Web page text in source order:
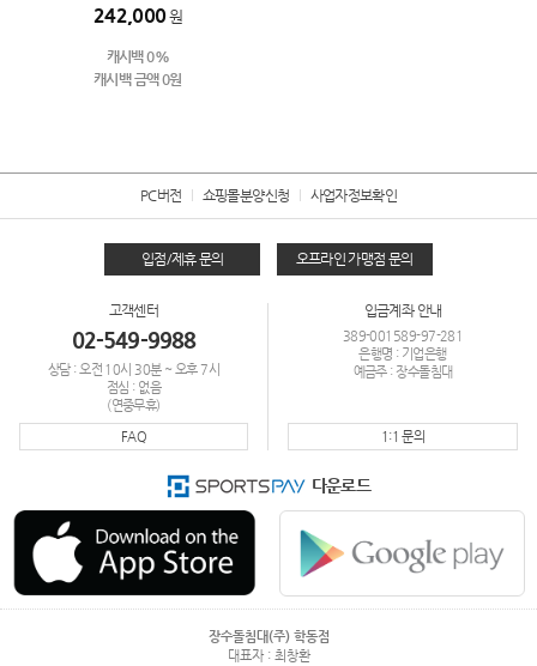
242,000원
캐시백 0%
캐시백 금액 0원
PC버전 쇼핑몰분양신청 사업자정보확인
입점/제휴 문의 오프라인 가맹점 문의
고객센터
02-549-9988
상담 : 오전 10시 30분 ~ 오후 7시
점심 : 없음
(연중무휴)
FAQ
입금계좌 안내
389-001589-97-281
은행명 : 기업은행
예금주 : 장수돌침대
1:1 문의
다운로드
장수돌침대(주) 학동점
대표자 : 최창환